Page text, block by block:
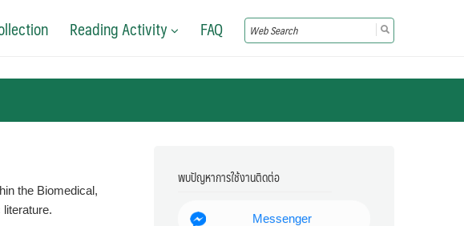
Search
for:
Reading Activity FAQ
the Biomedical,
พบปัญหาการใช้งานติดต่อ
Messenger